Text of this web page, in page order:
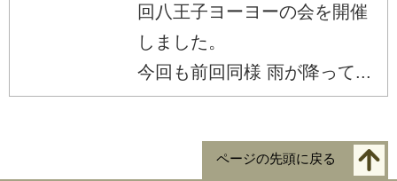
回八王子ヨーヨーの会を開催
しました。
今回も前回同様 雨が降って...
ページの先頭に戻る